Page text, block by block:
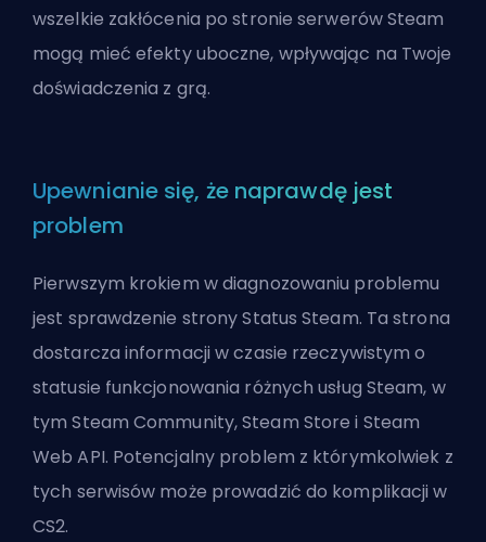
wszelkie zakłócenia po stronie serwerów Steam
mogą mieć efekty uboczne, wpływając na Twoje
doświadczenia z grą.
Upewnianie się, że naprawdę jest
problem
Pierwszym krokiem w diagnozowaniu problemu
jest sprawdzenie stronyStatus Steam. Ta strona
dostarcza informacji w czasie rzeczywistym o
statusie funkcjonowania różnych usług Steam, w
tym Steam Community, Steam Store i Steam
Web API. Potencjalny problem z którymkolwiek z
tych serwisów może prowadzić do komplikacji w
CS2.